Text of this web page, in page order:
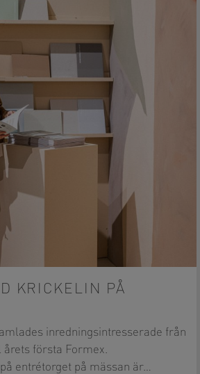
KRICKELIN PÅ
inredningsintresserade från
första Formex.
entrétorget på mässan är…